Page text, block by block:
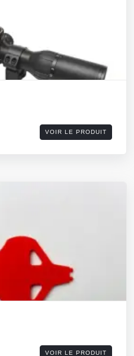
VOIR LE PRODUIT
VOIR LE PRODUIT